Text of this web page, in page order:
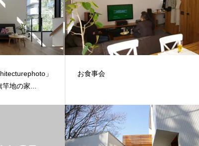
」
竿地の家...
お食事会